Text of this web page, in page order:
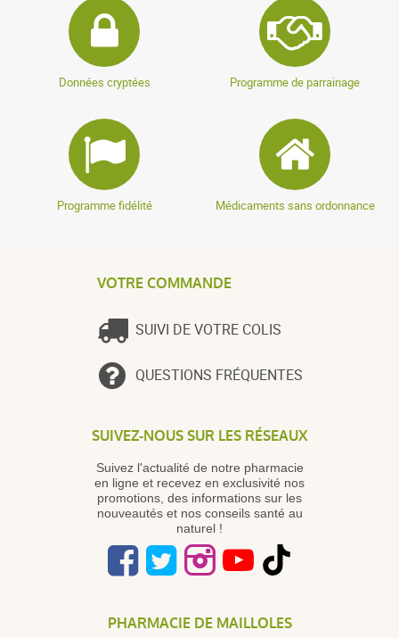
Données cryptées Programme de parrainage
Programme fidélité Médicaments sans ordonnance
VOTRE COMMANDE
SUIVI DE VOTRE COLIS
QUESTIONS FRÉQUENTES
SUIVEZ-NOUS SUR LES RÉSEAUX
Suivez l'actualité de notre pharmacie
en ligne et recevez en exclusivité nos
promotions, des informations sur les
nouveautés et nos conseils santé au
naturel !
PHARMACIE DE MAILLOLES